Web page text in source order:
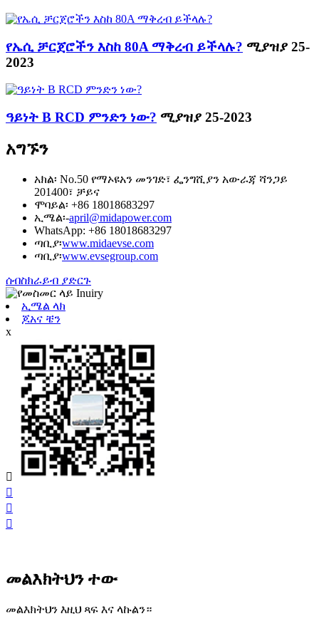
የኤሲ ቻርጀሮችን እስከ 80A ማቅረብ ይችላሉ? ሚያዝያ 25-
2023
ዓይነት B RCD ምንድን ነው? ሚያዝያ 25-2023
አግኙን
አክል፡ No.50 የማኦዩአን መንገድ፣ ፌንግሺያን አውራጃ ሻንጋይ
201400፣ ቻይና
ሞባይል፡ +86 18018683297
ኢሜል፡-april@midapower.com
WhatsApp: +86 18018683297
ጣቢያ፡www.midaevse.com
ጣቢያ፡www.evsegroup.com
ሰብስክራይብ ያድርጉ
ኢሜል ላክ
ጆአና ቼን
x




መልእክትህን ተው
መልእክትህን እዚህ ጻፍ እና ላኩልን።